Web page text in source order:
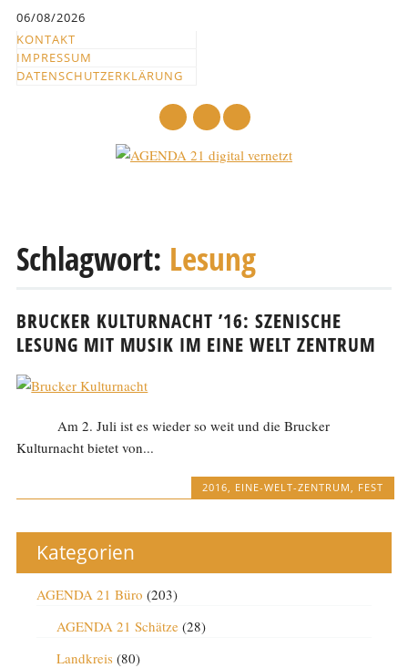
springen
06/08/2026
KONTAKT
IMPRESSUM
DATENSCHUTZERKLÄRUNG
zum
Schlagwort: Lesung
BRUCKER KULTURNACHT ’16: SZENISCHE
LESUNG MIT MUSIK IM EINE WELT ZENTRUM
Am 2. Juli ist es wieder so weit und die Brucker
Kulturnacht bietet von...
2016, EINE-WELT-ZENTRUM, FEST
Kategorien
AGENDA 21 Büro (203)
AGENDA 21 Schätze(28)
Landkreis(80)